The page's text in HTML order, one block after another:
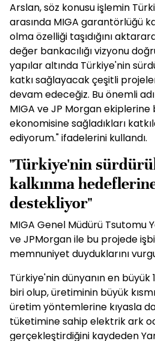
Arslan, söz konusu işlemin
arasında MIGA garantörlüğü
olma özelliği taşıdığını
değer bankacılığı vizyonu
yapılar altında Türkiye'nin
katkı sağlayacak çeşitli
devam edeceğiz. Bu önemli
MIGA ve JP Morgan ekiplerine
ekonomisine sağladıkları
ediyorum." ifadelerini kullandı.
"Türkiye'nin
kalkınma
destekliyor"
MIGA Genel Müdürü Tsutomu
ve JPMorgan ile bu projede
memnuniyet duyduklarını
Türkiye'nin dünyanın en
biri olup, üretiminin büyük
üretim yöntemlerine kıyasla
tüketimine sahip elektrik ark
gerçekleştirdiğini kaydeden